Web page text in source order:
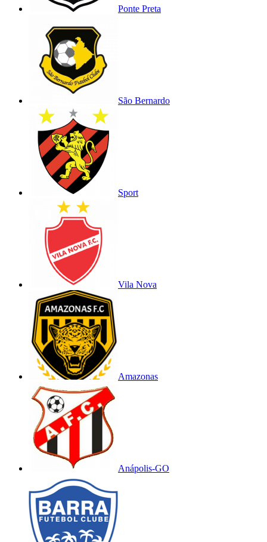
Ponte Preta
São Bernardo
Sport
Vila Nova
Amazonas
Anápolis-GO